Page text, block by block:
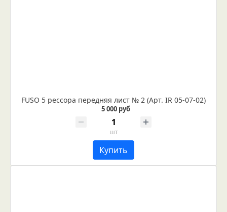
FUSO 5 рессора передняя лист № 2 (Арт. IR 05-07-02)
5 000 руб
шт
Купить